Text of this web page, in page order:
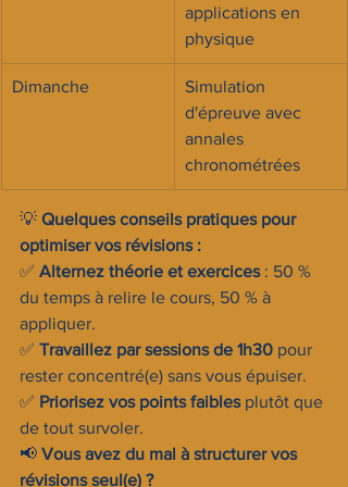
applications en
physique
Dimanche
Simulation
d'épreuve avec
annales
chronométrées
💡 Quelques conseils pratiques pour
optimiser vos révisions :
✅ Alternez théorie et exercices : 50 %
du temps à relire le cours, 50 % à
appliquer.
✅ Travaillez par sessions de 1h30 pour
rester concentré(e) sans vous épuiser.
✅ Priorisez vos points faibles plutôt que
de tout survoler.
📢 Vous avez du mal à structurer vos
révisions seul(e) ?